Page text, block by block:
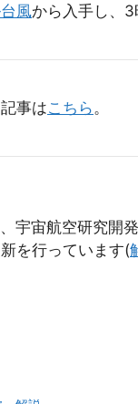
風から入手し、3
事はこちら 。
宇宙航空研究開
を行っています(